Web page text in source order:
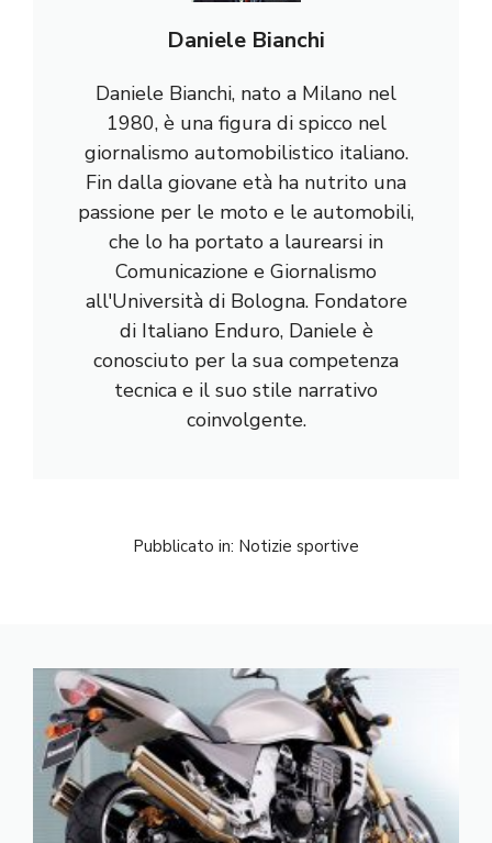
Daniele Bianchi
Daniele Bianchi, nato a Milano nel
1980, è una figura di spicco nel
giornalismo automobilistico italiano.
Fin dalla giovane età ha nutrito una
passione per le moto e le automobili,
che lo ha portato a laurearsi in
Comunicazione e Giornalismo
all'Università di Bologna. Fondatore
di Italiano Enduro, Daniele è
conosciuto per la sua competenza
tecnica e il suo stile narrativo
coinvolgente.
Pubblicato in: Notizie sportive